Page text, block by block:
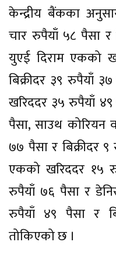
केन्द्रीय बैंकका
चार रुपैयाँ ५८ पैसा र
युएई दिराम एकको
बिक्रीदर ३९ रुपैयाँ
खरिददर ३५ रुपैयाँ ४९
पैसा, साउथ कोरियन
७७ पैसा र बिक्रीदर ९
एकको खरिददर १५
रुपैयाँ ७६ पैसा र
रुपैयाँ ४९ पैसा र
तोकिएको छ ।